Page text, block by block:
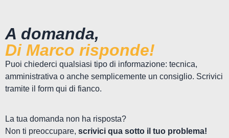
A domanda,
Di Marco risponde!
Puoi chiederci qualsiasi tipo di informazione: tecnica,
amministrativa o anche semplicemente un consiglio. Scrivici
tramite il form qui di fianco.
La tua domanda non ha risposta?
Non ti preoccupare, scrivici qua sotto il tuo problema!